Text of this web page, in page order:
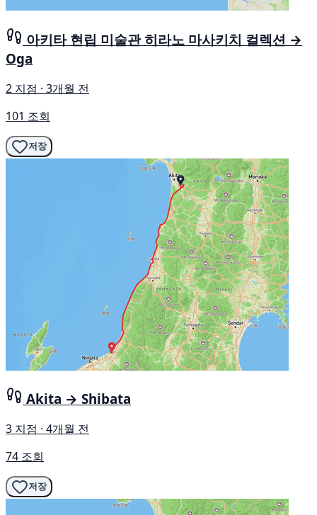
아키타 현립 미술관 히라노 마사키치 컬렉션 →
Oga
2 지점 · 3개월 전
101 조회
저장
Akita → Shibata
3 지점 · 4개월 전
74 조회
저장